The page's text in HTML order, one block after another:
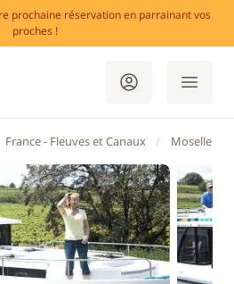
prochaine réservation en parrainant vos
proches !
France - Fleuves et Canaux Moselle